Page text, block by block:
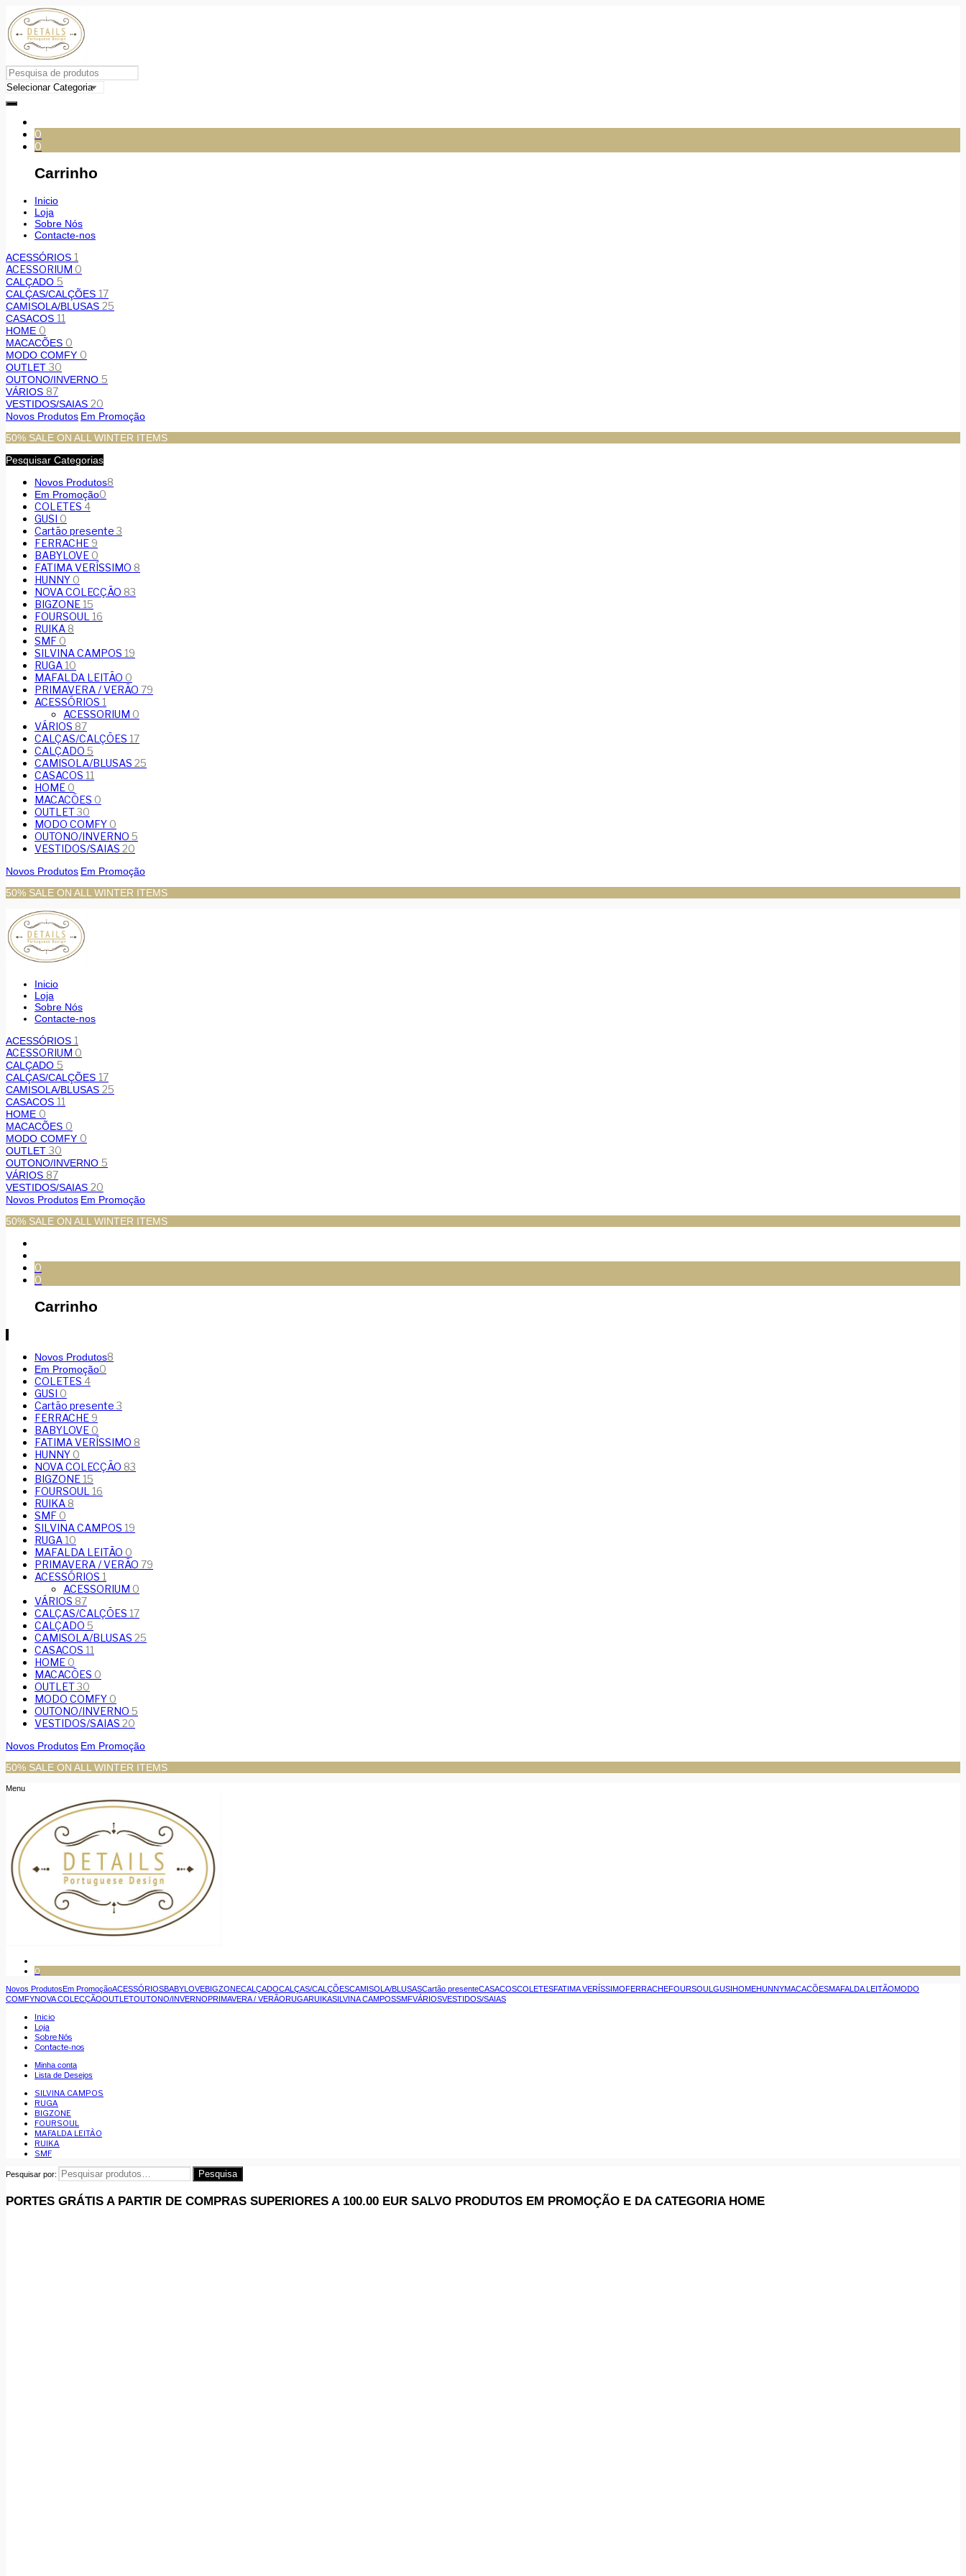
0
0
Carrinho
Inicio
Loja
Sobre Nós
Contacte-nos
ACESSÓRIOS 1
ACESSORIUM 0
CALÇADO 5
CALÇAS/CALÇÕES 17
CAMISOLA/BLUSAS 25
CASACOS 11
HOME 0
MACACÕES 0
MODO COMFY 0
OUTLET30
OUTONO/INVERNO 5
VÁRIOS 87
VESTIDOS/SAIAS 20
Novos Produtos Em Promoção
50% SALE ON ALL WINTER ITEMS
Pesquisar Categorias
Novos Produtos8
Em Promoção0
COLETES 4
GUSI 0
Cartão presente3
FERRACHE 9
BABYLOVE 0
FATIMA VERÍSSIMO 8
HUNNY 0
NOVA COLECÇÃO 83
BIGZONE 15
FOURSOUL 16
RUIKA 8
SMF 0
SILVINA CAMPOS 19
RUGA 10
MAFALDA LEITÃO 0
PRIMAVERA / VERÃO 79
ACESSÓRIOS 1
ACESSORIUM 0
VÁRIOS 87
CALÇAS/CALÇÕES 17
CALÇADO 5
CAMISOLA/BLUSAS 25
CASACOS 11
HOME 0
MACACÕES 0
OUTLET30
MODO COMFY 0
OUTONO/INVERNO 5
VESTIDOS/SAIAS 20
Novos Produtos Em Promoção
50% SALE ON ALL WINTER ITEMS
Inicio
Loja
Sobre Nós
Contacte-nos
ACESSÓRIOS 1
ACESSORIUM 0
CALÇADO 5
CALÇAS/CALÇÕES 17
CAMISOLA/BLUSAS 25
CASACOS 11
HOME 0
MACACÕES 0
MODO COMFY 0
OUTLET30
OUTONO/INVERNO 5
VÁRIOS 87
VESTIDOS/SAIAS 20
Novos Produtos Em Promoção
50% SALE ON ALL WINTER ITEMS
0
0
Carrinho
Novos Produtos8
Em Promoção0
COLETES 4
GUSI 0
Cartão presente3
FERRACHE 9
BABYLOVE 0
FATIMA VERÍSSIMO 8
HUNNY 0
NOVA COLECÇÃO 83
BIGZONE 15
FOURSOUL 16
RUIKA 8
SMF 0
SILVINA CAMPOS 19
RUGA 10
MAFALDA LEITÃO 0
PRIMAVERA / VERÃO 79
ACESSÓRIOS 1
ACESSORIUM 0
VÁRIOS 87
CALÇAS/CALÇÕES 17
CALÇADO 5
CAMISOLA/BLUSAS 25
CASACOS 11
HOME 0
MACACÕES 0
OUTLET30
MODO COMFY 0
OUTONO/INVERNO 5
VESTIDOS/SAIAS 20
Novos Produtos Em Promoção
50% SALE ON ALL WINTER ITEMS
Menu
0
Novos ProdutosEm PromoçãoACESSÓRIOSBABYLOVEBIGZONECALÇADOCALÇAS/CALÇÕESCAMISOLA/BLUSASCartão presenteCASACOSCOLETESFATIMA VERÍSSIMOFERRACHEFOURSOUL GUSIHOMEHUNNYMACACÕESMAFALDA LEITÃOMODO
COMFYNOVA COLECÇÃOOUTLETOUTONO/INVERNOPRIMAVERA / VERÃORUGARUIKASILVINA CAMPOSSMFVÁRIOSVESTIDOS/SAIAS
Inicio
Loja
Sobre Nós
Contacte-nos
Minha conta
Lista de Desejos
SILVINA CAMPOS
RUGA
BIGZONE
FOURSOUL
MAFALDA LEITÃO
RUIKA
SMF
Pesquisar por: Pesquisa
PORTES GRÁTIS A PARTIR DE COMPRAS SUPERIORES A 100.00 EUR SALVO PRODUTOS EM PROMOÇÃO E DA CATEGORIA HOME